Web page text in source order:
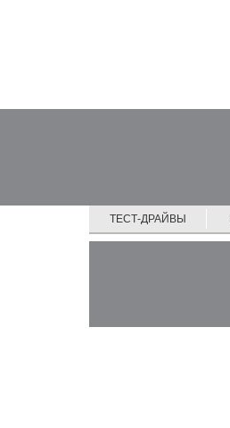
ТЕСТ-ДРАЙВЫ